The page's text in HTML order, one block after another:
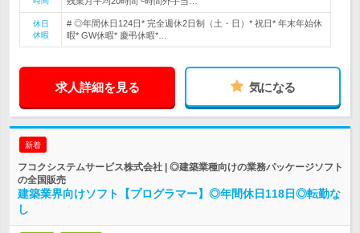
休日
休暇
# ◎年間休日124日* 完全週休2日制（土・日）* 祝日* 年末年始休
暇* GW休暇* 慶弔休暇*…
求人詳細を見る 気になる
新着
フコクシステムサービス株式会社 | ◎建築業種向けの業務パッケージソフト
の全国販売
建築業界向けソフト【プログラマー】◎年間休日118日◎転勤な
し